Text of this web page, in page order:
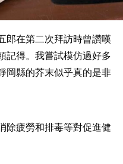
郎在第二次拜訪時曾讚嘆
記得。我嘗試模仿過好多
岡縣的芥末似乎真的是非
除疲勞和排毒等對促進健